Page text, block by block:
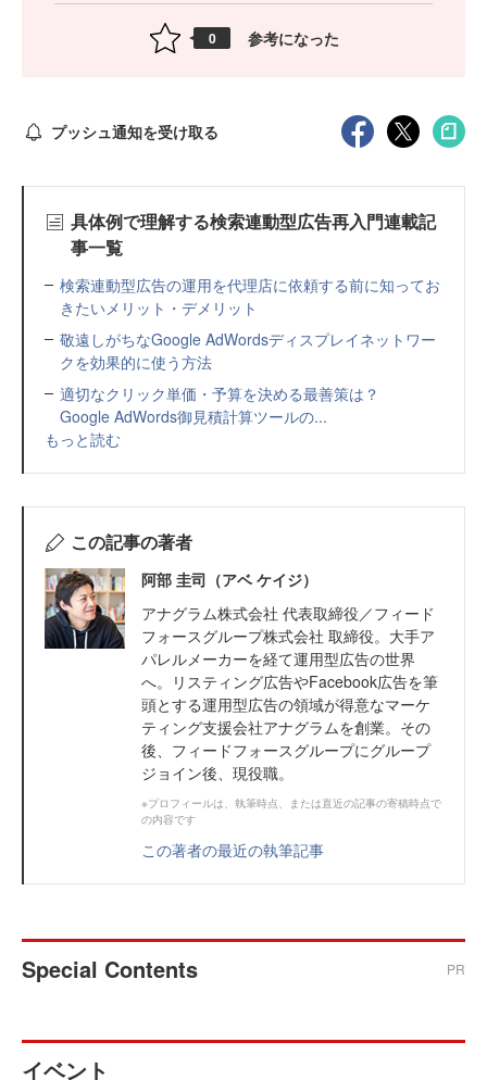
0 参考になった
プッシュ通知を受け取る
具体例で理解する検索連動型広告再入門連載記
事一覧
検索連動型広告の運用を代理店に依頼する前に知ってお
きたいメリット・デメリット
敬遠しがちなGoogle AdWordsディスプレイネットワー
クを効果的に使う方法
適切なクリック単価・予算を決める最善策は？
Google AdWords御見積計算ツールの...
もっと読む
この記事の著者
阿部 圭司（アベ ケイジ）
アナグラム株式会社 代表取締役／フィード
フォースグループ株式会社 取締役。大手ア
パレルメーカーを経て運用型広告の世界
へ。リスティング広告やFacebook広告を筆
頭とする運用型広告の領域が得意なマーケ
ティング支援会社アナグラムを創業。その
後、フィードフォースグループにグループ
ジョイン後、現役職。
※プロフィールは、執筆時点、または直近の記事の寄稿時点で
の内容です
この著者の最近の執筆記事
Special Contents PR
イベント